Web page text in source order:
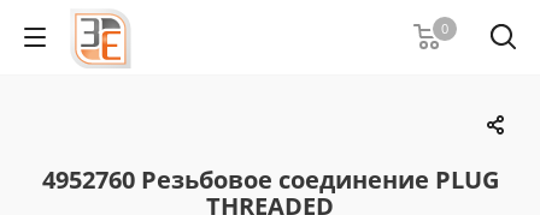
0
4952760 Резьбовое соединение PLUG
THREADED